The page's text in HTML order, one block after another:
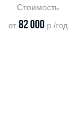
Стоимость
от 82 000р./год